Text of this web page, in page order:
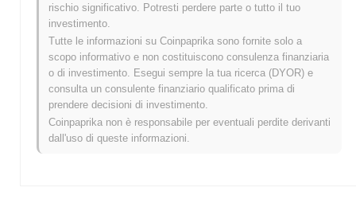
Massimo Storico (ATH): $0.0 685
Minimo Storico (ATL):
RenyinTiger è attualmente scambiato~99.82%al di sotto del suo
ATH .
Come si sta comportando RenyinTiger rispetto al
mercato crypto più ampio?
Negli ultimi 7 giorni, RenyinTiger ha guadagnato
rischio significativo. Potresti perdere parte o tutto il tuo
investimento.
Tutte le informazioni su Coinpaprika sono fornite solo a
scopo informativo e non costituiscono consulenza finanziaria
o di investimento. Esegui sempre la tua ricerca (DYOR) e
consulta un consulente finanziario qualificato prima di
prendere decisioni di investimento.
Coinpaprika non è responsabile per eventuali perdite derivanti
dall'uso di queste informazioni.